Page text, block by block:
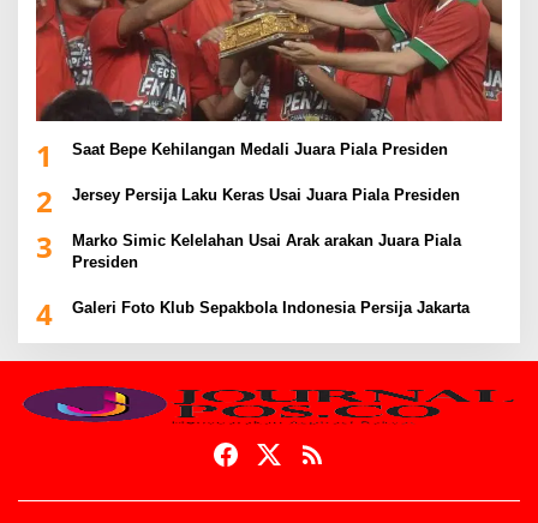
1 Saat Bepe Kehilangan Medali Juara Piala Presiden
2 Jersey Persija Laku Keras Usai Juara Piala Presiden
3
Marko Simic Kelelahan Usai Arak arakan Juara Piala
Presiden
4 Galeri Foto Klub Sepakbola Indonesia Persija Jakarta